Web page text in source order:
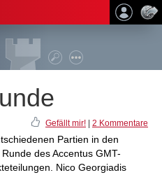
Gefällt mir! 2 Kommentare
Partien in den
des Accentus GMT-
Nico Georgiadis